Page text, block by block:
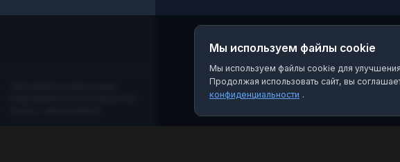
Мы используем файлы cookie
Мы используем файлы cookie для улучшения
Продолжая использовать сайт, вы
конфиденциальности .